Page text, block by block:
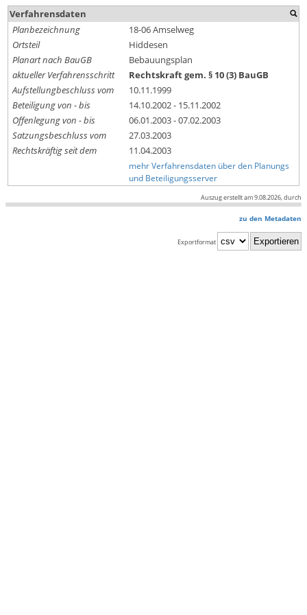
Verfahrensdaten
Planbezeichnung
18-06 Amselweg
Ortsteil
Hiddesen
Planart nach BauGB
Bebauungsplan
aktueller Verfahrensschritt
Rechtskraft gem. § 10 (3) BauGB
Aufstellungbeschluss vom
10.11.1999
Beteiligung von - bis
14.10.2002 - 15.11.2002
Offenlegung von - bis
06.01.2003 - 07.02.2003
Satzungsbeschluss vom
27.03.2003
Rechtskräftig seit dem
11.04.2003
mehr Verfahrensdaten über den Planungs
und Beteiligungsserver
Auszug erstellt am 9.08.2026, durch
zu den Metadaten
Exportformat